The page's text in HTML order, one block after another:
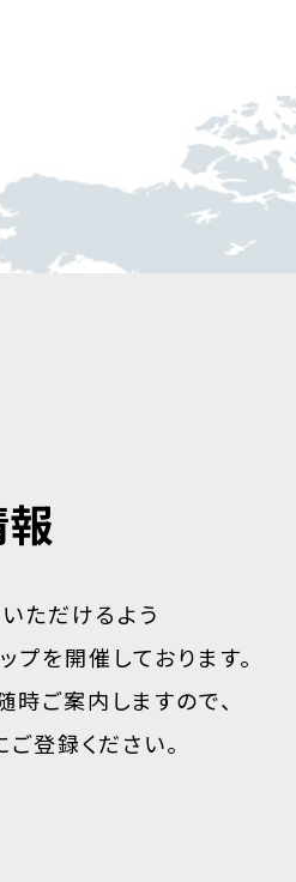
ただけるよう
を開催しております。
ご案内しますので、
登録ください。